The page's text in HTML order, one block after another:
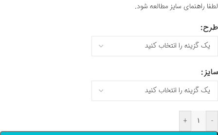
لطفا راهنمای سایز مطالعه شود.
طرح
سایز
-
+